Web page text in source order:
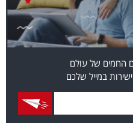
החמים של עולם
במייל שלכם